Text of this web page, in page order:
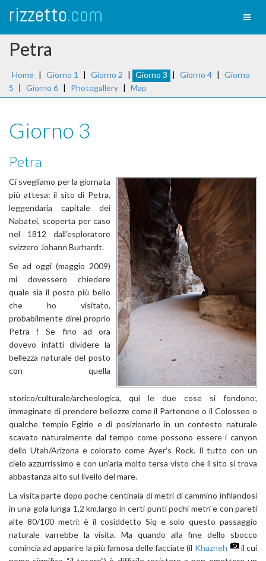
rizzetto.com
Petra
Home | Giorno 1 | Giorno 2 | Giorno 3 | Giorno 4 | Giorno
5 | Giorno 6 | Photogallery | Map
Giorno 3
Petra
Ci svegliamo per la giornata
più attesa: il sito di Petra,
leggendaria capitale dei
Nabatei, scoperta per caso
nel 1812 dall’esploratore
svizzero Johann Burhardt.
Se ad oggi (maggio 2009)
mi dovessero chiedere
quale sia il posto più bello
che ho visitato,
probabilmente direi proprio
Petra ! Se fino ad ora
dovevo infatti dividere la
bellezza naturale del posto
con quella
storico/culturale/archeologica, qui le due cose si fondono;
immaginate di prendere bellezze come il Partenone o il Colosseo o
qualche tempio Egizio e di posizionarlo in un contesto naturale
scavato naturalmente dal tempo come possono essere i canyon
dello Utah/Arizona e colorato come Ayer’s Rock. Il tutto con un
cielo azzurrissimo e con un’aria molto tersa visto che il sito si trova
abbastanza alto sul livello del mare.
La visita parte dopo poche centinaia di metri di cammino infilandosi
in una gola lunga 1,2 km,largo in certi punti pochi metri e con pareti
alte 80/100 metri: è il cosiddetto Siq e solo questo passaggio
naturale varrebbe la visita. Ma quando alla fine dello sbocco
comincia ad apparire la più famosa delle facciate (il Khazneh
il cui